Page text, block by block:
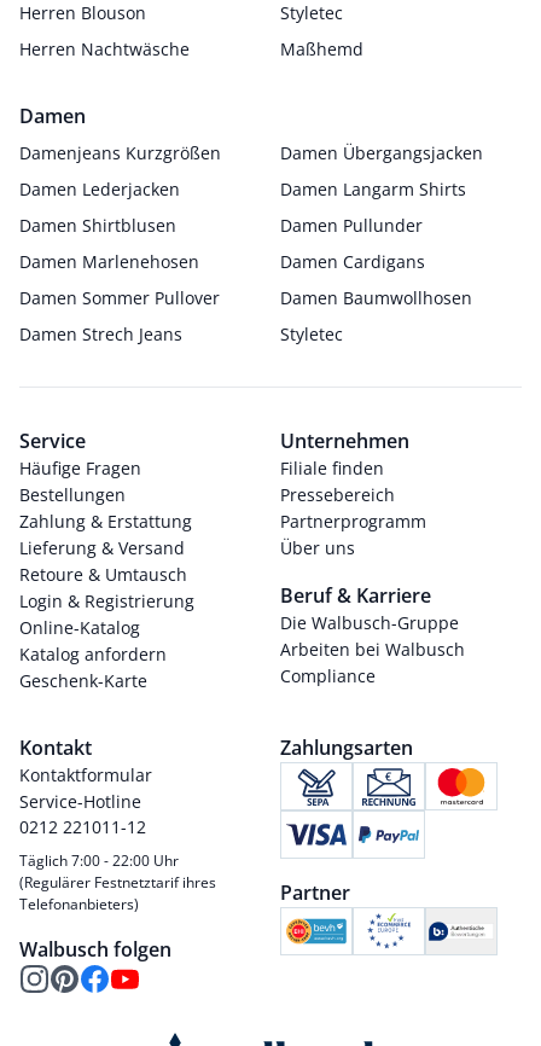
Herren Blouson
Styletec
Herren Nachtwäsche
Maßhemd
Damen
Damenjeans Kurzgrößen
Damen Übergangsjacken
Damen Lederjacken
Damen Langarm Shirts
Damen Shirtblusen
Damen Pullunder
Damen Marlenehosen
Damen Cardigans
Damen Sommer Pullover
Damen Baumwollhosen
Damen Strech Jeans
Styletec
Service
Häufige Fragen
Bestellungen
Zahlung & Erstattung
Lieferung & Versand
Retoure & Umtausch
Login & Registrierung
Online-Katalog
Katalog anfordern
Geschenk-Karte
Unternehmen
Filiale finden
Pressebereich
Partnerprogramm
Über uns
Beruf & Karriere
Die Walbusch-Gruppe
Arbeiten bei Walbusch
Compliance
Kontakt
Kontaktformular
Service-Hotline
0212 221011-12
Täglich 7:00 - 22:00 Uhr
(Regulärer Festnetztarif ihres
Telefonanbieters)
Walbusch folgen
Zahlungsarten
Partner